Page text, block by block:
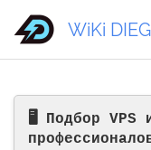
🖥️ Подбор VPS
WiKi